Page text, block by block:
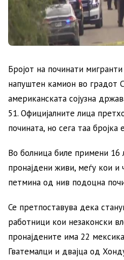
Бројот на починати
напуштен камион во градот
американската сојузна
51. Официјалните лица
почината, но сега таа
Во болница биле примени 16
пронајдени живи, меѓу кои
петмина од нив подоцна
Се претпоставува дека
работници кои незаконски
пронајдените има 22
Гватемалци и двајца од